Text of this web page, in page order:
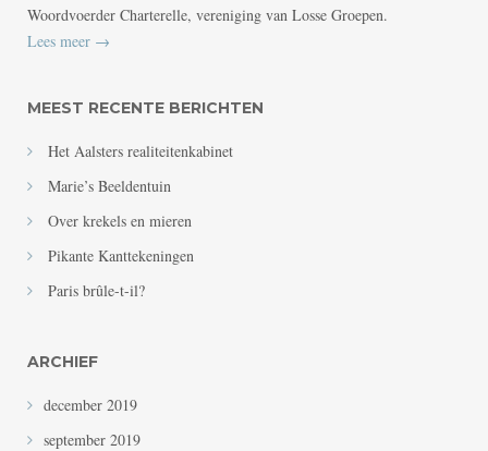
Woordvoerder Charterelle, vereniging van Losse Groepen.
Lees meer →
MEEST RECENTE BERICHTEN
Het Aalsters realiteitenkabinet
Marie’s Beeldentuin
Over krekels en mieren
Pikante Kanttekeningen
Paris brûle-t-il?
ARCHIEF
december 2019
september 2019